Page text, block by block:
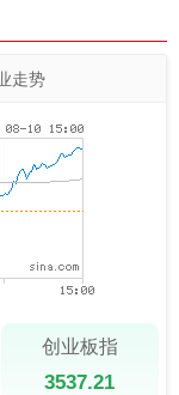
走势
创业板指
3537.21